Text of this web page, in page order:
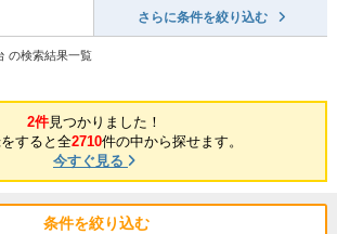
さらに条件を絞り込む
の検索結果一覧
2件見つかりました！
すると全2710件の中から探せます。
今すぐ見る
条件を絞り込む